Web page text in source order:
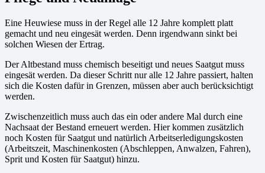
Eine Heuwiese muss in der Regel alle 12 Jahre komplett platt
gemacht und neu eingesät werden. Denn irgendwann sinkt bei
solchen Wiesen der Ertrag.
Der Altbestand muss chemisch beseitigt und neues Saatgut muss
eingesät werden. Da dieser Schritt nur alle 12 Jahre passiert, halten
sich die Kosten dafür in Grenzen, müssen aber auch berücksichtigt
werden.
Zwischenzeitlich muss auch das ein oder andere Mal durch eine
Nachsaat der Bestand erneuert werden. Hier kommen zusätzlich
noch Kosten für Saatgut und natürlich Arbeitserledigungskosten
(Arbeitszeit, Maschinenkosten (Abschleppen, Anwalzen, Fahren),
Sprit und Kosten für Saatgut) hinzu.